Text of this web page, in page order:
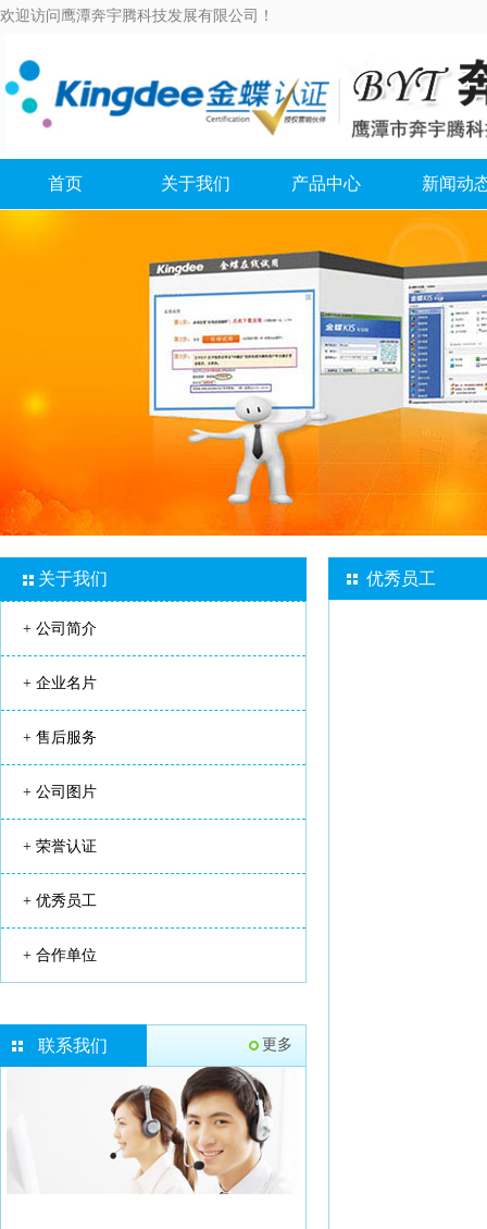
欢迎访问鹰潭奔宇腾科技发展有限公司！
首页 关于我们 产品中心 新闻动
关于我们
+ 公司简介
+ 企业名片
+ 售后服务
+ 公司图片
+ 荣誉认证
+ 优秀员工
+ 合作单位
联系我们 更多
优秀员工